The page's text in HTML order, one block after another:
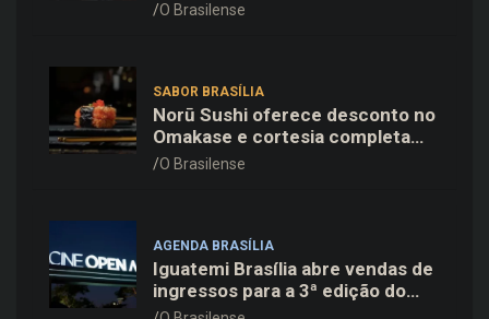
O Brasilense
SABOR BRASÍLIA
Norū Sushi oferece desconto no
Omakase e cortesia completa
para os pais neste domingo
O Brasilense
AGENDA BRASÍLIA
Iguatemi Brasília abre vendas de
ingressos para a 3ª edição do
Cine Open Air